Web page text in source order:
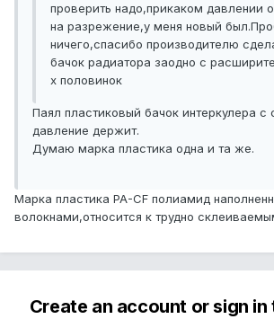
проверить надо,прикаком давлении
на разрежение,у меня новый
ничего,спасибо производителю
бачок радиатора заодно с
х половинок
Паял пластиковый бачок интеркулера с
давление держит.
Думаю марка пластика одна и та же.
Марка пластика PA-CF полиамид
волокнами,относится к трудно
Create an account or sign